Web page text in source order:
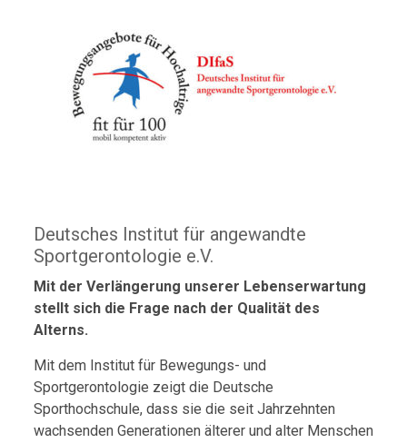
Deutsches Institut für angewandte
Sportgerontologie e.V.
Mit der Verlängerung unserer Lebenserwartung
stellt sich die Frage nach der Qualität des
Alterns.
Mit dem Institut für Bewegungs- und
Sportgerontologie zeigt die Deutsche
Sporthochschule, dass sie die seit Jahrzehnten
wachsenden Generationen älterer und alter Menschen